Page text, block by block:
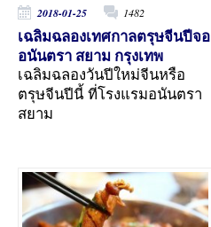
2018-01-25 1482
เฉลิมฉลองเทศกาลตรุษจีนปีจอ
อนันตรา สยาม กรุงเทพ
เฉลิมฉลองวันปีใหม่จีนหรือ
ตรุษจีนปีนี้ ที่โรงแรมอนันตรา
สยาม